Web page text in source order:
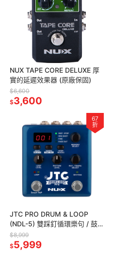
NUX TAPE CORE DELUXE 厚
實的延遲效果器 (原廠保固)
$6,600
$3,600
67
折
JTC PRO DRUM & LOOP
(NDL-5) 雙踩釘循環樂句 / 鼓
機自動偵速效果器 (原廠保固)
$8,999
$5,999